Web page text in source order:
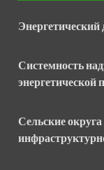
Системность
энергетической
Сельские округа